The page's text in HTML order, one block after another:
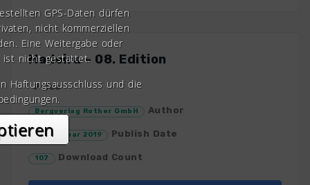
Madeira – 08. Edition
Price
Bergverlag Rother GmbH Author
12. Februar 2019 Publish Date
107 Download Count
GPS-Daten dürfen
nicht kommerziellen
Eine Weitergabe oder
ist nicht gestattet.
Haftungsausschluss und die